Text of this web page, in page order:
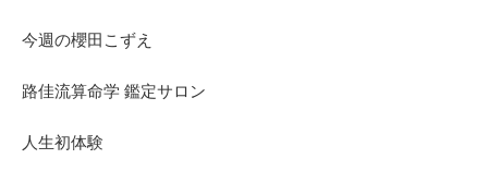
今週の櫻田こずえ
路佳流算命学 鑑定サロン
人生初体験